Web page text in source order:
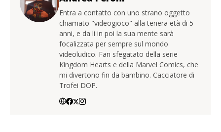
Entra a contatto con uno strano oggetto
chiamato "videogioco" alla tenera età di 5
anni, e da lì in poi la sua mente sarà
focalizzata per sempre sul mondo
videoludico. Fan sfegatato della serie
Kingdom Hearts e della Marvel Comics, che
mi divertono fin da bambino. Cacciatore di
Trofei DOP.